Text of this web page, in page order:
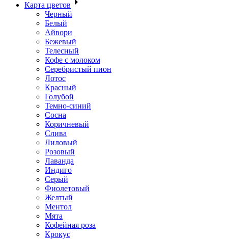
Карта цветов
Черный
Белый
Айвори
Бежевый
Телесный
Кофе с молоком
Серебристый пион
Лотос
Красный
Голубой
Темно-синий
Сосна
Коричневый
Слива
Лиловый
Розовый
Лаванда
Индиго
Серый
Фиолетовый
Желтый
Ментол
Мята
Кофейная роза
Крокус